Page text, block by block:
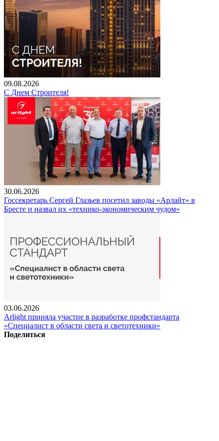
09.08.2026
С Днем Строителя!
30.06.2026
Госсекретарь Сергей Глазьев посетил заводы «Арлайт» в
Бресте и назвал их «технико-экономическим чудом»
03.06.2026
Arlight приняла участие в разработке профстандарта
«Специалист в области света и светотехники»
Поделиться